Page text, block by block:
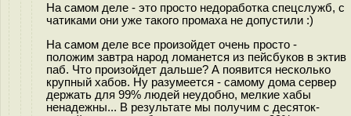
На самом деле - это просто недоработка спецслужб, с
чатиками они уже такого промаха не допустили :)
На самом деле все произойдет очень просто -
положим завтра народ ломанется из пейсбуков в эктив
паб. Что произойдет дальше? А появится несколько
крупный хабов. Ну разумеется - самому дома сервер
держать для 99% людей неудобно, мелкие хабы
ненадежны... В результате мы получим с десяток-